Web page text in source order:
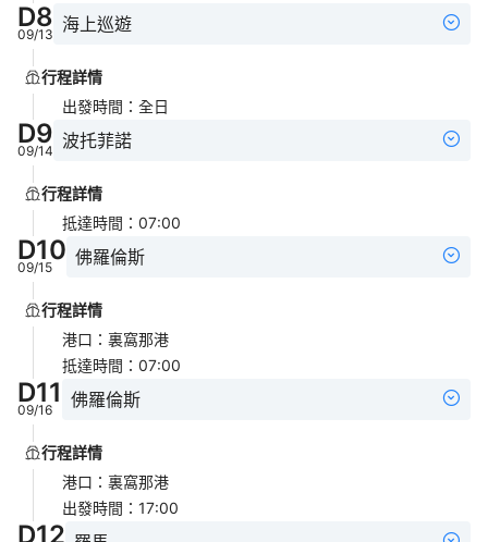
D8
09/13 海上巡遊
行程詳情
出發時間 ： 全日
D9
09/14 波托菲諾
行程詳情
抵達時間 ： 07:00
D10
09/15 佛羅倫斯
行程詳情
港口 ： 裏窩那港
抵達時間 ： 07:00
D11
09/16 佛羅倫斯
行程詳情
港口 ： 裏窩那港
出發時間 ： 17:00
D12